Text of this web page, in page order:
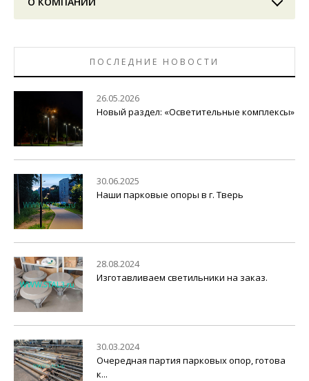
ПОСЛЕДНИЕ НОВОСТИ
26.05.2026
Новый раздел: «Осветительные комплексы»
30.06.2025
Наши парковые опоры в г. Тверь
28.08.2024
Изготавливаем светильники на заказ.
30.03.2024
Очередная партия парковых опор, готова
к...